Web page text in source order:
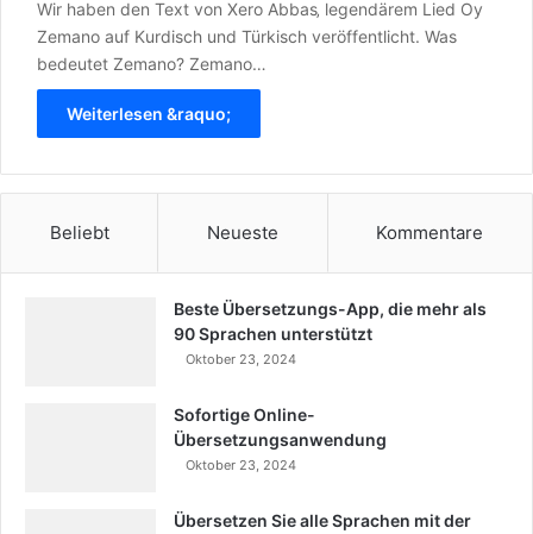
Wir haben den Text von Xero Abbas‚ legendärem Lied Oy
Zemano auf Kurdisch und Türkisch veröffentlicht. Was
bedeutet Zemano? Zemano…
Weiterlesen &raquo;
Beliebt Neueste Kommentare
Beste Übersetzungs-App, die mehr als
90 Sprachen unterstützt
Oktober 23, 2024
Sofortige Online-
Übersetzungsanwendung
Oktober 23, 2024
Übersetzen Sie alle Sprachen mit der